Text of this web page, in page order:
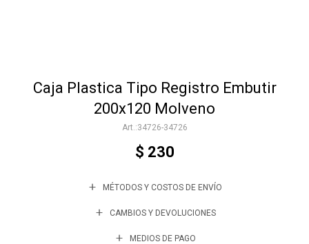
Caja Plastica Tipo Registro Embutir
200x120 Molveno
34726-34726
$ 230
MÉTODOS Y COSTOS DE ENVÍO
CAMBIOS Y DEVOLUCIONES
MEDIOS DE PAGO
Varios